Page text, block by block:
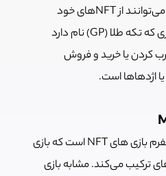
and Dragons به دست آورند می‌توانند از NFTهای خود
استفاده کنند. توکن درون بازی که تکه طلا (GP) نام دارد
کردن یا خرید و فروش
) یک پلتفرم بازی های NFT است که بازی
ترکیب می‌کند. مشابه بازی